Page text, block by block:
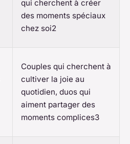
qui cherchent à créer
des moments spéciaux
chez soi2
Couples qui cherchent à
cultiver la joie au
quotidien, duos qui
aiment partager des
moments complices3